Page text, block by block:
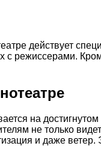
действует
с режиссерами.
на
не только
и даже